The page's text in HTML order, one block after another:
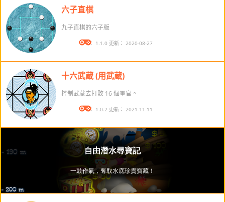
六子直棋
九子直棋的六子版
版本： 1.1.0 更新： 2020-08-27
十六武蔵 (用武蔵)
控制武蔵去打敗 16 個軍官。
版本： 1.0.2 更新： 2021-11-11